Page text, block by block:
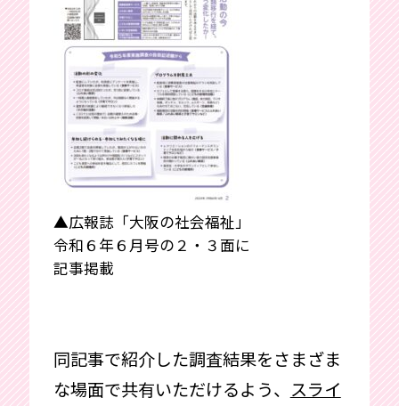
▲広報誌「大阪の社会福祉」
令和６年６月号の２・３面に
記事掲載
同記事で紹介した調査結果をさまざま
な場面で共有いただけるよう、 スライ